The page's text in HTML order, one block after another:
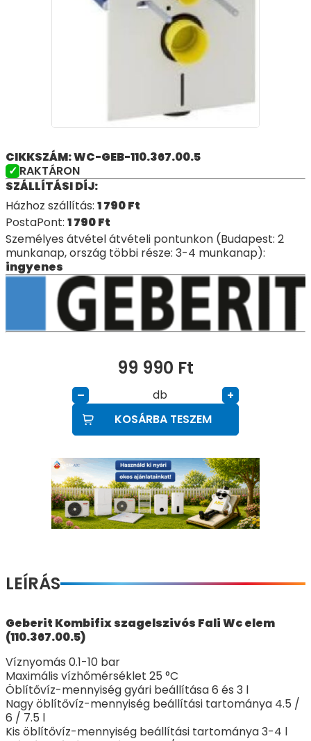
CIKKSZÁM: WC-GEB-110.367.00.5
RAKTÁRON
SZÁLLÍTÁSI DÍJ:
Házhoz szállítás: 1 790Ft
PostaPont: 1 790Ft
Személyes átvétel átvételi pontunkon (Budapest: 2
munkanap, ország többi része: 3-4 munkanap):
ingyenes
99 990 Ft
– db
+
KOSÁRBA TESZEM
LEÍRÁS
Geberit Kombifix szagelszivós Fali Wc elem
(110.367.00.5)
Víznyomás 0.1-10 bar
Maximális vízhőmérséklet 25 °C
Öblítővíz-mennyiség gyári beállítása 6 és 3 l
Nagy öblítővíz-mennyiség beállítási tartománya 4.5 /
6 / 7.5 l
Kis öblítővíz-mennyiség beállítási tartománya 3-4 l